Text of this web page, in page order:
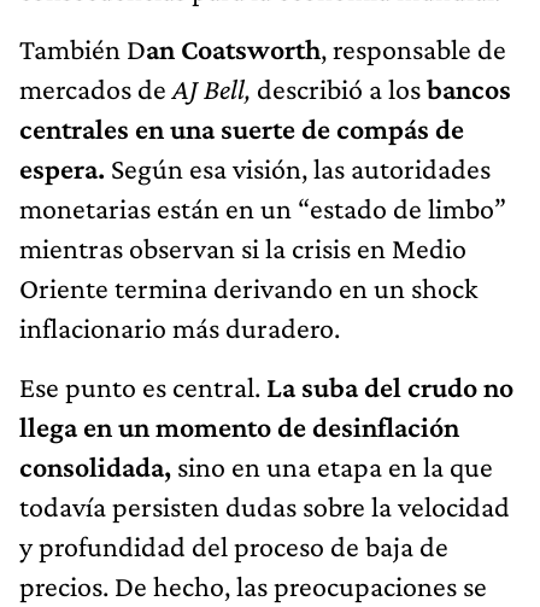
También Dan Coatsworth, responsable de
mercados de AJ Bell, describió a losbancos
centrales en una suerte de compás de
espera. Según esa visión, las autoridades
monetarias están en un “estado de limbo”
mientras observan si la crisis en Medio
Oriente termina derivando en un shock
inflacionario más duradero.
Ese punto es central. La suba del crudo no
llega en un momento de desinflación
consolidada, sino en una etapa en la que
todavía persisten dudas sobre la velocidad
y profundidad del proceso de baja de
precios. De hecho, las preocupaciones se